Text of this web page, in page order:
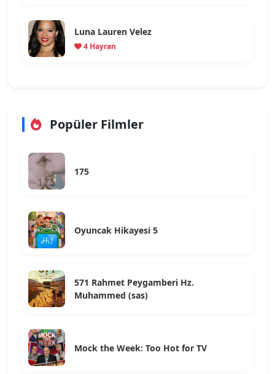
Luna Lauren Velez
4 Hayran
Popüler Filmler
175
Oyuncak Hikayesi 5
571 Rahmet Peygamberi Hz.
Muhammed (sas)
Mock the Week: Too Hot for TV